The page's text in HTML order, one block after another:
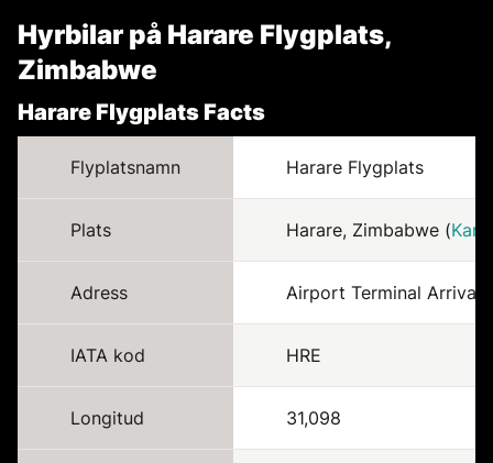
Hyrbilar på Harare Flygplats,
Zimbabwe
Harare Flygplats Facts
Flyplatsnamn Harare Flygplats
Plats Harare, Zimbabwe (
Adress Airport Terminal Arrival
IATA kod HRE
Longitud 31,098